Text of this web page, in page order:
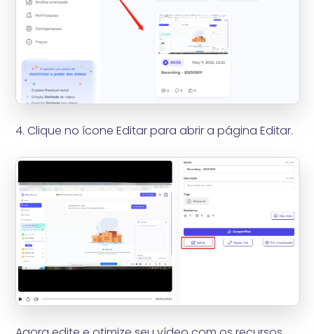
4. Clique no ícone Editar para abrir a página Editar.